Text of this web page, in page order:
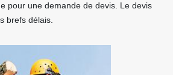
pour une demande de devis. Le devis
brefs délais.